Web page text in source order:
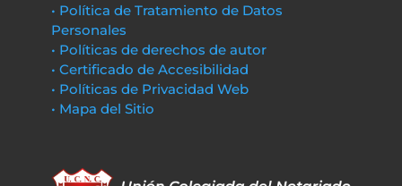
• Política de Tratamiento de Datos
Personales
• Políticas de derechos de autor
• Certificado de Accesibilidad
• Políticas de Privacidad Web
• Mapa del Sitio